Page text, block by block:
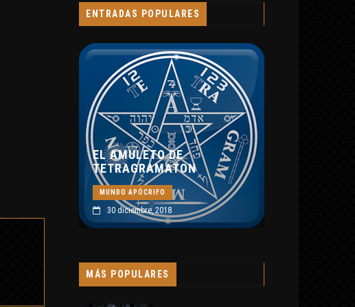
ENTRADAS POPULARES
TETRAGRAMATON
INTERPRETACIÓN DE
ABRAXAS SEGÚN
BLAVATSKY Y JUNG
MUNDO APÓCRIFO
8 septiembre, 2019
MÁS POPULARES